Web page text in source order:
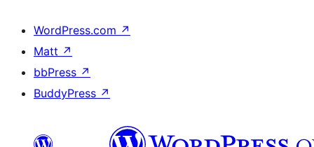
WordPress.com ↗
Matt ↗
bbPress ↗
BuddyPress ↗